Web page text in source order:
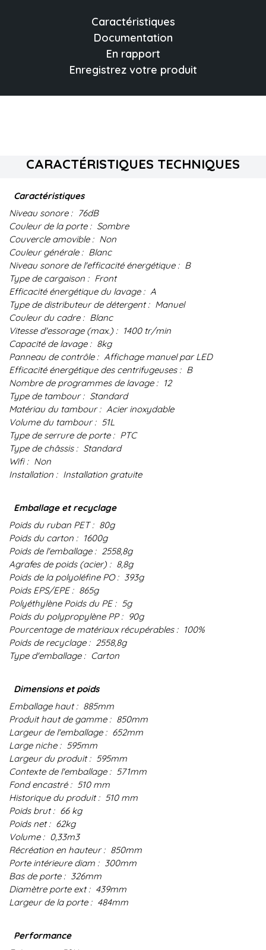
Caractéristiques
Documentation
En rapport
Enregistrez votre produit
CARACTÉRISTIQUES TECHNIQUES
Caractéristiques
Niveau sonore : 76dB
Couleur de la porte : Sombre
Couvercle amovible : Non
Couleur générale : Blanc
Niveau sonore de l'efficacité énergétique : B
Type de cargaison : Front
Efficacité énergétique du lavage : A
Type de distributeur de détergent : Manuel
Couleur du cadre : Blanc
Vitesse d'essorage (max.) : 1400 tr/min
Capacité de lavage : 8kg
Panneau de contrôle : Affichage manuel par LED
Efficacité énergétique des centrifugeuses : B
Nombre de programmes de lavage : 12
Type de tambour : Standard
Matériau du tambour : Acier inoxydable
Volume du tambour : 51L
Type de serrure de porte : PTC
Type de châssis : Standard
Wifi : Non
Installation : Installation gratuite
Emballage et recyclage
Poids du ruban PET : 80g
Poids du carton : 1600g
Poids de l'emballage : 2558,8g
Agrafes de poids (acier) : 8,8g
Poids de la polyoléfine PO : 393g
Poids EPS/EPE : 865g
Polyéthylène Poids du PE : 5g
Poids du polypropylène PP : 90g
Pourcentage de matériaux récupérables : 100%
Poids de recyclage : 2558,8g
Type d'emballage : Carton
Dimensions et poids
Emballage haut : 885mm
Produit haut de gamme : 850mm
Largeur de l'emballage : 652mm
Large niche : 595mm
Largeur du produit : 595mm
Contexte de l'emballage : 571mm
Fond encastré : 510 mm
Historique du produit : 510 mm
Poids brut : 66 kg
Poids net : 62kg
Volume : 0,33m3
Récréation en hauteur : 850mm
Porte intérieure diam : 300mm
Bas de porte : 326mm
Diamètre porte ext : 439mm
Largeur de la porte : 484mm
Performance